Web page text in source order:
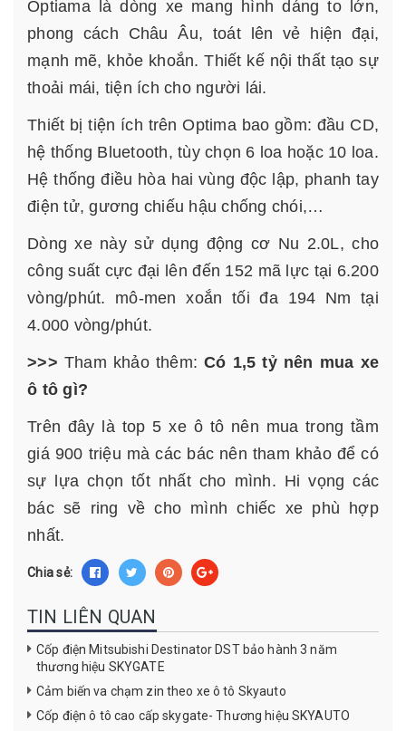
Optiama là dòng xe mang hình dáng to lớn,
phong cách Châu Âu, toát lên vẻ hiện đại,
mạnh mẽ, khỏe khoắn. Thiết kế nội thất tạo sự
thoải mái, tiện ích cho người lái.
Thiết bị tiện ích trên Optima bao gồm: đầu CD,
hệ thống Bluetooth, tùy chọn 6 loa hoặc 10 loa.
Hệ thống điều hòa hai vùng độc lập, phanh tay
điện tử, gương chiếu hậu chống chói,…
Dòng xe này sử dụng động cơ Nu 2.0L, cho
công suất cực đại lên đến 152 mã lực tại 6.200
vòng/phút. mô-men xoắn tối đa 194 Nm tại
4.000 vòng/phút.
>>> Tham khảo thêm:Có 1,5 tỷ nên mua xe
ô tô gì?
Trên đây là top 5 xe ô tô nên mua trong tầm
giá 900 triệu mà các bác nên tham khảo để có
sự lựa chọn tốt nhất cho mình. Hi vọng các
bác sẽ ring về cho mình chiếc xe phù hợp
nhất.
Chia sẻ:
TIN LIÊN QUAN
Cốp điện Mitsubishi Destinator DST bảo hành 3 năm
thương hiệu SKYGATE
Cảm biến va chạm zin theo xe ô tô Skyauto
Cốp điện ô tô cao cấp skygate- Thương hiệu SKYAUTO